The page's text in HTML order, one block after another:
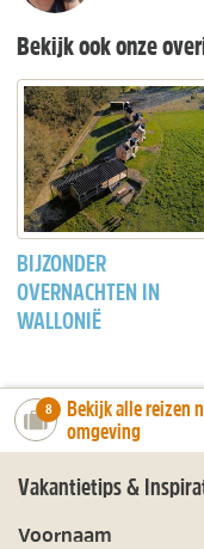
Bekijk ook onze
BIJZONDER
OVERNACHTEN IN
WALLONIË
number_of_trips:
8
Bekijk alle reizen
omgeving
Vakantietips &
Voornaam